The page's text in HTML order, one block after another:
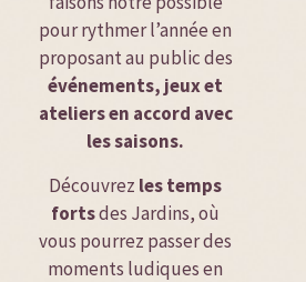
pour rythmer l’année en
proposant au public des
événements, jeux et
ateliers en accord avec
les saisons.
Découvrez les temps
fortsdes Jardins, où
vous pourrez passer des
moments ludiques en